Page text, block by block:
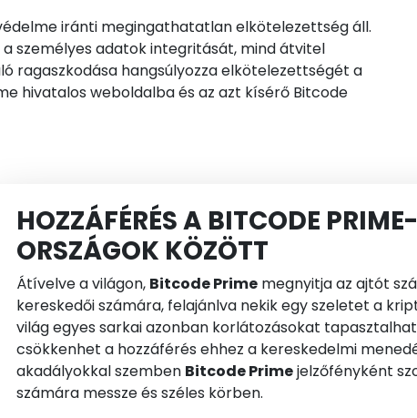
iránti megingathatatlan elkötelezettség áll.
személyes adatok integritását, mind átvitel
ragaszkodása hangsúlyozza elkötelezettségét a
hivatalos weboldalba és az azt kísérő Bitcode
HOZZÁFÉRÉS A BITCODE
ORSZÁGOK KÖZÖTT
Átívelve a világon, Bitcode Prime megnyitja az ajtót
kereskedői számára, felajánlva nekik egy szeletet a
világ egyes sarkai azonban korlátozásokat
csökkenhet a hozzáférés ehhez a kereskedelmi
akadályokkal szemben Bitcode Primejelzőfényként
számára messze és széles körben.